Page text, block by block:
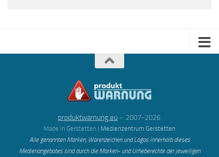
produktwarnung.eu - 2007-2026
Made in Gerstetten | Medienzentrum Gerstetten
Alle genannten Marken, Warenzeichen und Logos innerhalb dieses
Medienangebotes sind durch die Marken- und Urheberechte der jeweiligen